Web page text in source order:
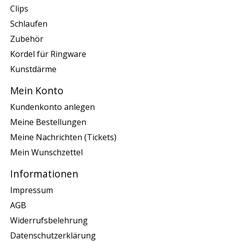
Clips
Schlaufen
Zubehör
Kordel für Ringware
Kunstdärme
Mein Konto
Kundenkonto anlegen
Meine Bestellungen
Meine Nachrichten (Tickets)
Mein Wunschzettel
Informationen
Impressum
AGB
Widerrufsbelehrung
Datenschutzerklärung